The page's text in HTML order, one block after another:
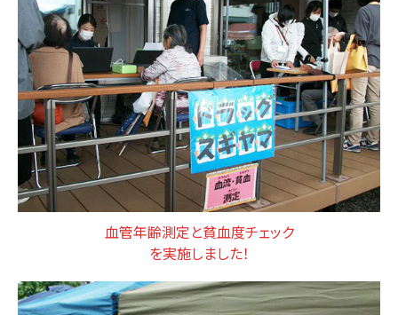
血管年齢測定と貧血度チェック
を実施しました！